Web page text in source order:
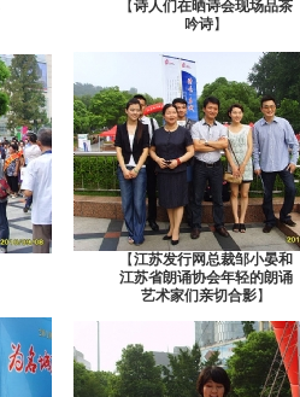
【诗人们在晒诗会现场品茶
吟诗】
【江苏发行网总裁邹小晏和
江苏省朗诵协会年轻的朗诵
艺术家们亲切合影】